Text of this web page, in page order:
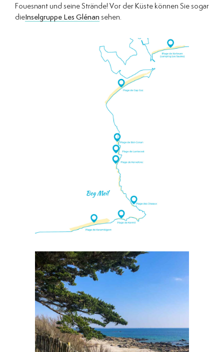
Fouesnant und seine Strände! Vor der Küste können Sie sogar
dieInselgruppe Les Glénan sehen.